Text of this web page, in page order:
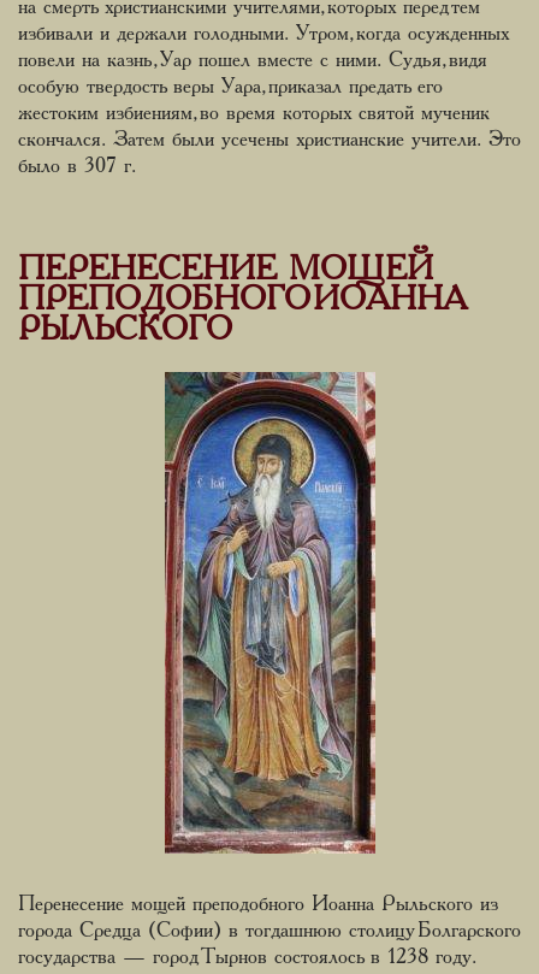
на смерть христианскими учителями, которых перед тем
избивали и держали голодными. Утром, когда осужденных
повели на казнь, Уар пошел вместе с ними. Судья, видя
особую твердость веры Уара, приказал предать его
жестоким избиениям, во время которых святой мученик
скончался. Затем были усечены христианские учители. Это
было в 307 г.
ПЕРЕНЕСЕНИЕ МОЩЕЙ
ПРЕПОДОБНОГО ИОАННА
РЫЛЬСКОГО
Перенесение мощей преподобного Иоанна Рыльского из
города Средца (Софии) в тогдашнюю столицу Болгарского
государства — город Тырнов состоялось в 1238 году.